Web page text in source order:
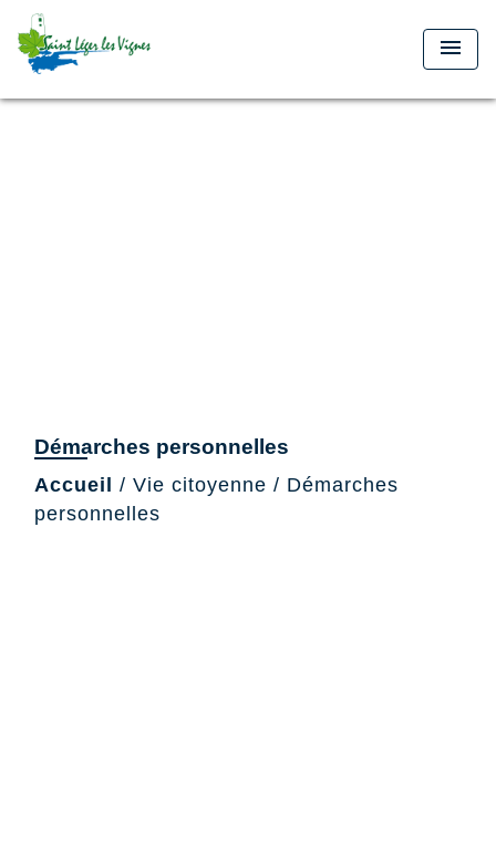
menu
Démarches personnelles
Accueil / Vie citoyenne / Démarches
personnelles